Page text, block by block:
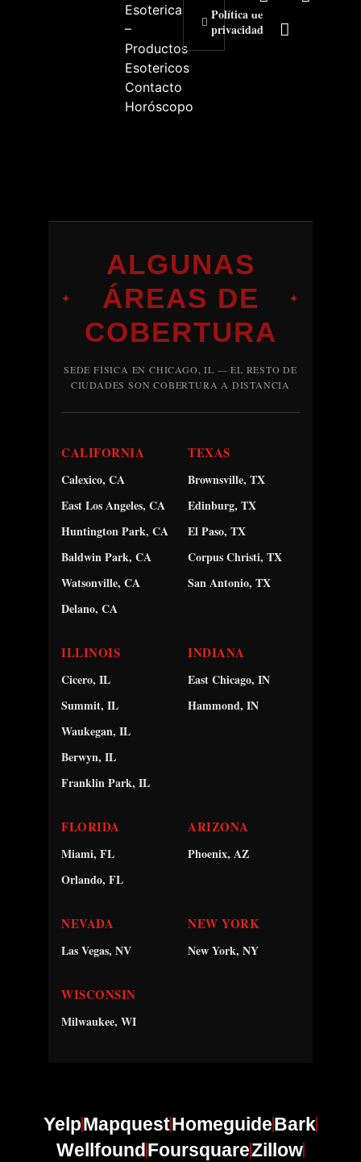
Esoterica
–
Productos
Esotericos
Contacto
Horóscopo
Política de
privacidad
✦
ALGUNAS
ÁREAS DE
COBERTURA
✦
SEDE FÍSICA EN CHICAGO, IL — EL RESTO DE
CIUDADES SON COBERTURA A DISTANCIA
CALIFORNIA
Calexico, CA
East Los Angeles, CA
Huntington Park, CA
Baldwin Park, CA
Watsonville, CA
Delano, CA
TEXAS
Brownsville, TX
Edinburg, TX
El Paso, TX
Corpus Christi, TX
San Antonio, TX
ILLINOIS
Cicero, IL
Summit, IL
Waukegan, IL
Berwyn, IL
Franklin Park, IL
INDIANA
East Chicago, IN
Hammond, IN
FLORIDA
Miami, FL
Orlando, FL
ARIZONA
Phoenix, AZ
NEVADA
Las Vegas, NV
NEW YORK
New York, NY
WISCONSIN
Milwaukee, WI
YelpMapquestHomeguideBark
Wellfound FoursquareZillow